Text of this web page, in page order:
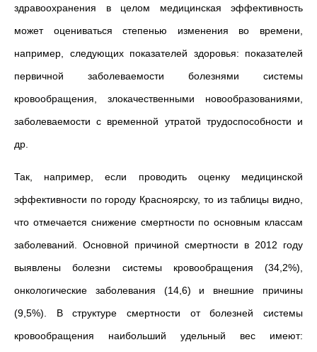
здравоохранения в целом медицинская эффективность
может оцениваться степенью изменения во времени,
например, следующих показателей здоровья: показателей
первичной заболеваемости болезнями системы
кровообращения, злокачественными новообразованиями,
заболеваемости с временной утратой трудоспособности и
др.
Так, например, если проводить оценку медицинской
эффективности по городу Красноярску, то из таблицы видно,
что отмечается снижение смертности по основным классам
заболеваний. Основной причиной смертности в 2012 году
выявлены болезни системы кровообращения (34,2%),
онкологические заболевания (14,6) и внешние причины
(9,5%). В структуре смертности от болезней системы
кровообращения наибольший удельный вес имеют: